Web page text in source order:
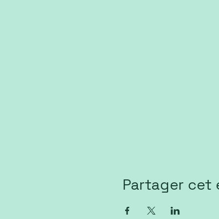
Partager cet